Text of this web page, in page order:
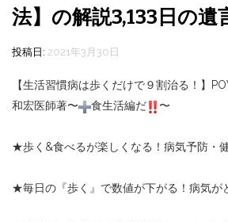
法】の解説3,133日の遺
投稿日: 2021年3月30日
【生活習慣病は歩くだけで９割治る！】
和宏医師著〜 食生活編だ 〜
★歩く &食べるが楽しくなる！病気予防・
★毎日の『歩く』で数値が下がる！病気が